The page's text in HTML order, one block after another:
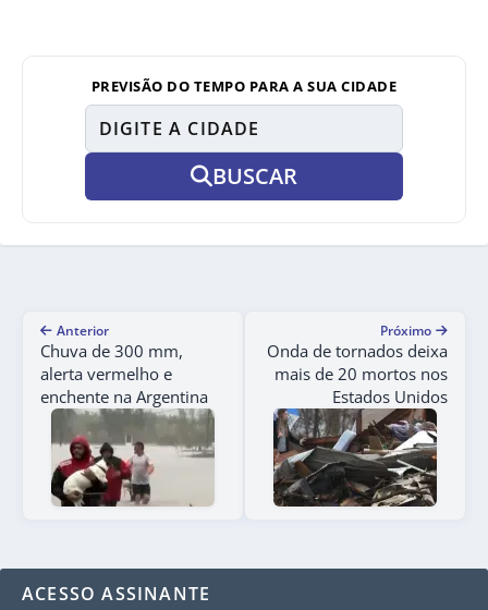
PREVISÃO DO TEMPO PARA A SUA CIDADE
BUSCAR
Anterior
Chuva de 300 mm,
alerta vermelho e
enchente na Argentina
Próximo
Onda de tornados deixa
mais de 20 mortos nos
Estados Unidos
ACESSO ASSINANTE